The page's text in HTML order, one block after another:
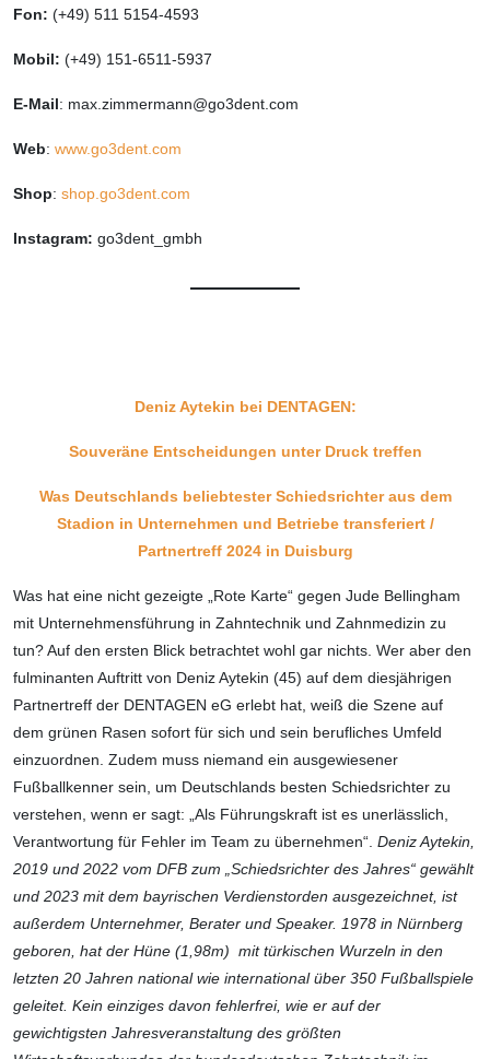
Fon: (+49) 511 5154-4593
Mobil: (+49) 151-6511-5937
E-Mail: max.zimmermann@go3dent.com
Web: www.go3dent.com
Shop: shop.go3dent.com
Instagram: go3dent_gmbh
Deniz Aytekin bei DENTAGEN:
Souveräne Entscheidungen unter Druck treffen
Was Deutschlands beliebtester Schiedsrichter aus dem
Stadion in Unternehmen und Betriebe transferiert /
Partnertreff 2024 in Duisburg
Was hat eine nicht gezeigte „Rote Karte“ gegen Jude Bellingham
mit Unternehmensführung in Zahntechnik und Zahnmedizin zu
tun? Auf den ersten Blick betrachtet wohl gar nichts. Wer aber den
fulminanten Auftritt von Deniz Aytekin (45) auf dem diesjährigen
Partnertreff der DENTAGEN eG erlebt hat, weiß die Szene auf
dem grünen Rasen sofort für sich und sein berufliches Umfeld
einzuordnen. Zudem muss niemand ein ausgewiesener
Fußballkenner sein, um Deutschlands besten Schiedsrichter zu
verstehen, wenn er sagt: „Als Führungskraft ist es unerlässlich,
Verantwortung für Fehler im Team zu übernehmen“. Deniz Aytekin,
2019 und 2022 vom DFB zum „Schiedsrichter des Jahres“ gewählt
und 2023 mit dem bayrischen Verdienstorden ausgezeichnet, ist
außerdem Unternehmer, Berater und Speaker. 1978 in Nürnberg
geboren, hat der Hüne (1,98m) mit türkischen Wurzeln in den
letzten 20 Jahren national wie international über 350 Fußballspiele
geleitet. Kein einziges davon fehlerfrei, wie er auf der
gewichtigsten Jahresveranstaltung des größten